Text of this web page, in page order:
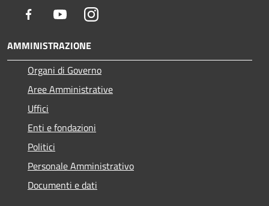
Facebook YoutubeInstagram
AMMINISTRAZIONE
Organi di Governo
Aree Amministrative
Uffici
Enti e fondazioni
Politici
Personale Amministrativo
Documenti e dati